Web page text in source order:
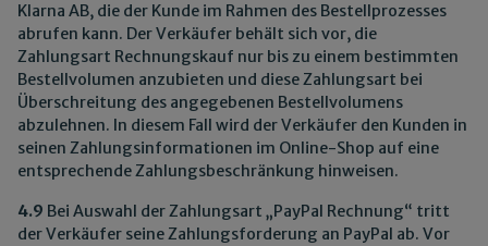
Klarna AB, die der Kunde im Rahmen des Bestellprozesses
abrufen kann. Der Verkäufer behält sich vor, die
Zahlungsart Rechnungskauf nur bis zu einem bestimmten
Bestellvolumen anzubieten und diese Zahlungsart bei
Überschreitung des angegebenen Bestellvolumens
abzulehnen. In diesem Fall wird der Verkäufer den Kunden in
seinen Zahlungsinformationen im Online-Shop auf eine
entsprechende Zahlungsbeschränkung hinweisen.
4.9 Bei Auswahl der Zahlungsart „PayPal Rechnung“ tritt
der Verkäufer seine Zahlungsforderung an PayPal ab. Vor